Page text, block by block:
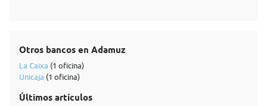
Otros bancos en Adamuz
La Caixa (1 oficina)
Unicaja (1 oficina)
Últimos artículos